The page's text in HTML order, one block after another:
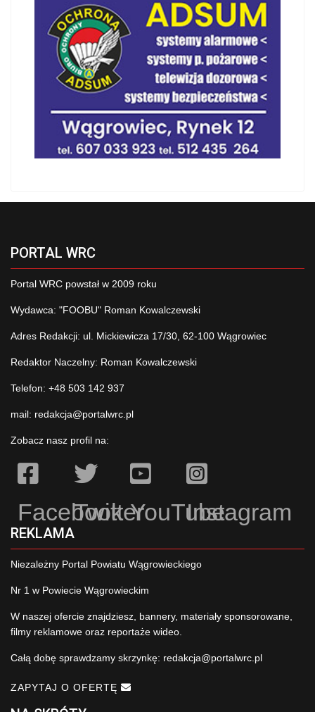
PORTAL WRC
Portal WRC powstał w 2009 roku
Wydawca: "FOOBU" Roman Kowalczewski
Adres Redakcji: ul. Mickiewicza 17/30, 62-100 Wągrowiec
Redaktor Naczelny: Roman Kowalczewski
Telefon: +48 503 142 937
mail: redakcja@portalwrc.pl
Zobacz nasz profil na:
Facebook
TwitterYouTubeInstagram
REKLAMA
Niezależny Portal Powiatu Wągrowieckiego
Nr 1 w Powiecie Wągrowieckim
W naszej ofercie znajdziesz, bannery, materiały sponsorowane,
filmy reklamowe oraz reportaże wideo.
Całą dobę sprawdzamy skrzynkę: redakcja@portalwrc.pl
ZAPYTAJ O OFERTĘ